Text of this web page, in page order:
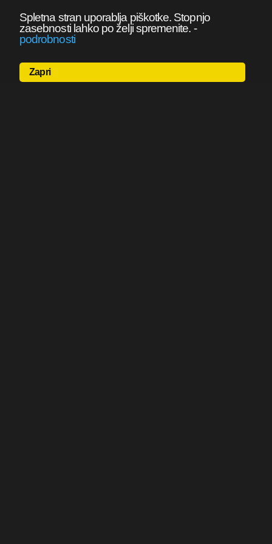
Spletna stran uporablja piškotke. Stopnjo
zasebnosti lahko po želji spremenite. -
podrobnosti
Zapri